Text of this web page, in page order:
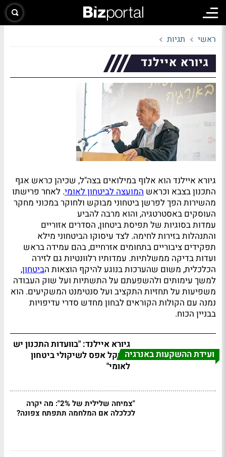
ראשי תגיות
גיורא איילנד
גיורא איילנד הוא אלוף במילואים בצה"ל, שכיהן כראש אגף
התכנון בצבא וכראש המועצה לביטחון לאומי. לאחר פרישתו
מהשירות הפך לפרשן ביטחוני מבוקש ולחוקר במכוני מחקר
העוסקים באסטרטגיה, והוא מרבה להביע
עמדות בסוגיות של תפיסת ביטחון, הסדרים אזוריים
והתנהלות בזירות לחימה. לצד עיסוקו הביטחוני מילא
תפקידים ציבוריים בתחומים אזרחיים, בהם עמידה בראש
ועדות בדיקה ממשלתיות. עמדותיו רלוונטיות גם לזירה
הכלכלית, משום שהערכות בנוגע להיקף הוצאות הביטחון,
למשך עימותים ולהשפעתם על התשתיות ועל שוק העבודה
משפיעות על תחזיות התקציב ועל סנטימנט המשקיעים. הוא
נמנה עם הקולות הקוראים לבחון מחדש סדרי עדיפויות
בבניין הכוח.
ועידת ההשקעות באנרגיה
גיורא איילנד: "בוועדות התכנון יש
משקל אפס לשיקולי ביטחון
לאומי"
"צמיחה שלילית של 2%": מה יקרה
לכלכלה אם המלחמה תתפתח צפונה?